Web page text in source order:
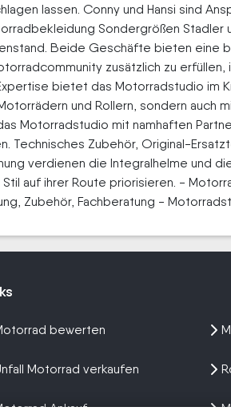
lassen. Conny und Hansi sind
Sondergrößen
Beide Geschäfte bieten eine
zusätzlich zu
bietet das Motorradstudio im
und Rollern, sondern auch
Motorradstudio mit namhaften
Technisches Zubehör, Original-
verdienen die Integralhelme und
auf ihrer Route priorisieren. -
Zubehör, Fachberatung -
bewerten
Motorrad verkaufen
Ankauf